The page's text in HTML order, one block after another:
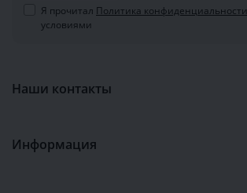
Я прочитал Политика конфиденциальности
условиями
Наши контакты
Информация